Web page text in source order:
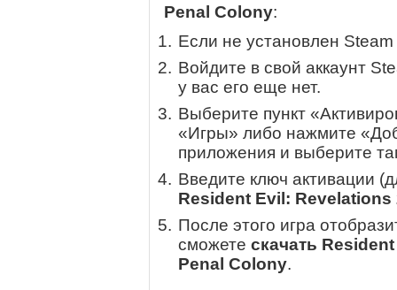
Penal Colony:
Если не установлен
Войдите в свой аккаунт
у вас его еще нет.
Выберите пункт
«Игры» либо нажмите
приложения и выберите
Введите ключ активации
Resident Evil:
После этого игра
сможете скачать
Penal Colony.